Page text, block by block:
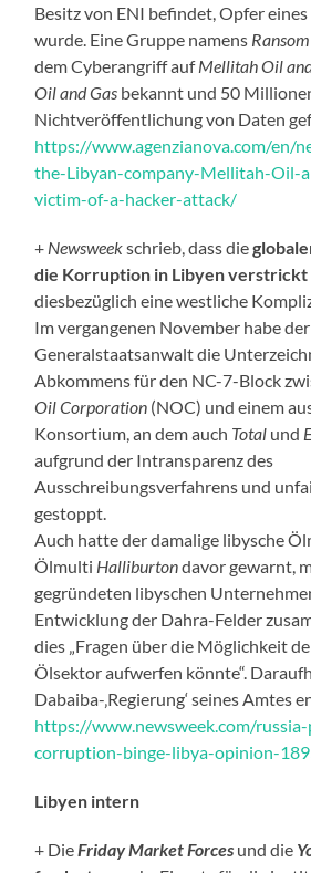
Besitz von ENI befindet, Opfer eines
wurde. Eine Gruppe namens
dem Cyberangriff aufMellitah Oil
Oil and Gas bekannt und 50
Nichtveröffentlichung von Daten
https://www.agenzianova.com/en/
the-Libyan-company-Mellitah-Oil-
victim-of-a-hacker-attack/
+ Newsweekschrieb, dass die
die Korruption in Libyen verstrickt
diesbezüglich eine westliche
Im vergangenen November habe
Generalstaatsanwalt die
Abkommens für den NC-7-Block
Oil Corporation (NOC) und einem
Konsortium, an dem auch Total und
aufgrund der Intransparenz des
Ausschreibungsverfahrens und
gestoppt.
Auch hatte der damalige libysche
Ölmulti Halliburtondavor gewarnt,
gegründeten libyschen
Entwicklung der Dahra-Felder
dies „Fragen über die Möglichkeit
Ölsektor aufwerfen könnte“.
Dabaiba-‚Regierung‘ seines Amtes
https://www.newsweek.com/
corruption-binge-libya-opinion-
Libyen intern
+ Die Friday Market Forces und die